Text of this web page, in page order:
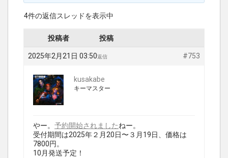
4件の返信スレッドを表示中
投稿者 投稿
2025年2月21日 03:50 #753
返信
kusakabe
キーマスター
やー。 予約開始されましたねー。
受付期間は2025年２月20日〜３月19日、価格は
7800円。
10月発送予定！